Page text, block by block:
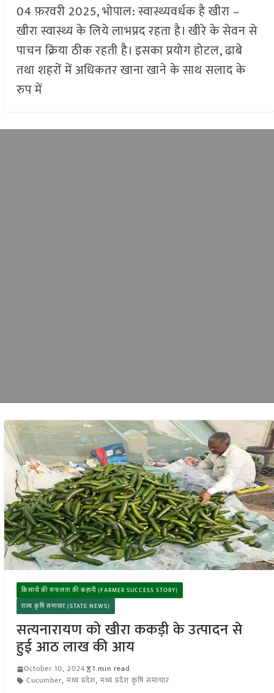
04 फ़रवरी 2025, भोपाल: स्वास्थ्यवर्धक है खीरा –
खीरा स्वास्थ्य के लिये लाभप्रद रहता है। खीरे के सेवन से
पाचन क्रिया ठीक रहती है। इसका प्रयोग होटल, ढाबे
तथा शहरों में अधिकतर खाना खाने के साथ सलाद के
रुप में
किसानों की सफलता की कहानी (FARMER SUCCESS STORY)
राज्य कृषि समाचार (STATE NEWS)
सत्यनारायण को खीरा ककड़ी के उत्पादन से
हुई आठ लाख की आय
October 10, 2024
1 min read
Cucumber, मध्य प्रदेश, मध्य प्रदेश कृषि समाचार